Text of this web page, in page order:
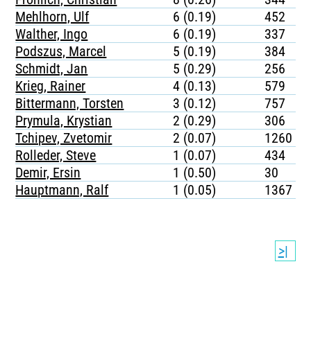
Mehlhorn, Ulf
6 (0.19)
452
Walther, Ingo
6 (0.19)
337
Podszus, Marcel
5 (0.19)
384
Schmidt, Jan
5 (0.29)
256
Krieg, Rainer
4 (0.13)
579
Bittermann, Torsten
3 (0.12)
757
Prymula, Krystian
2 (0.29)
306
Tchipev, Zvetomir
2 (0.07)
1260
Rolleder, Steve
1 (0.07)
434
Demir, Ersin
1 (0.50)
30
Hauptmann, Ralf
1 (0.05) 1367
>|